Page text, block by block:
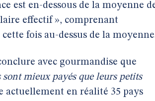
est en-dessous de la moyenne
effectif », comprenant
fois au-dessus de la
avec gourmandise que
mieux payés que leurs petits
actuellement en réalité 35 pays